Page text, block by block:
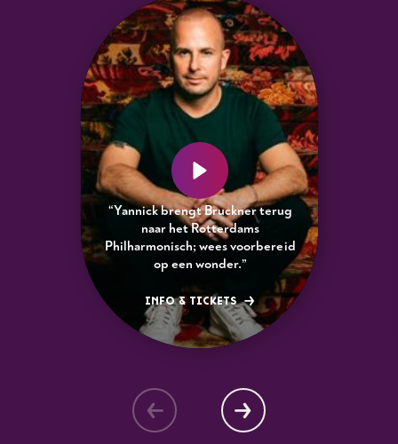
“Yannick brengt Bruckner terug
naar het Rotterdams
Philharmonisch; wees voorbereid
op een wonder.”
INFO & TICKETS